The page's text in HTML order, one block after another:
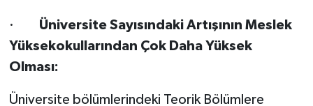
· Üniversite Sayısındaki Artışının Meslek
Yüksekokullarından Çok Daha Yüksek
Olması:
Üniversite bölümlerindeki Teorik Bölümlere